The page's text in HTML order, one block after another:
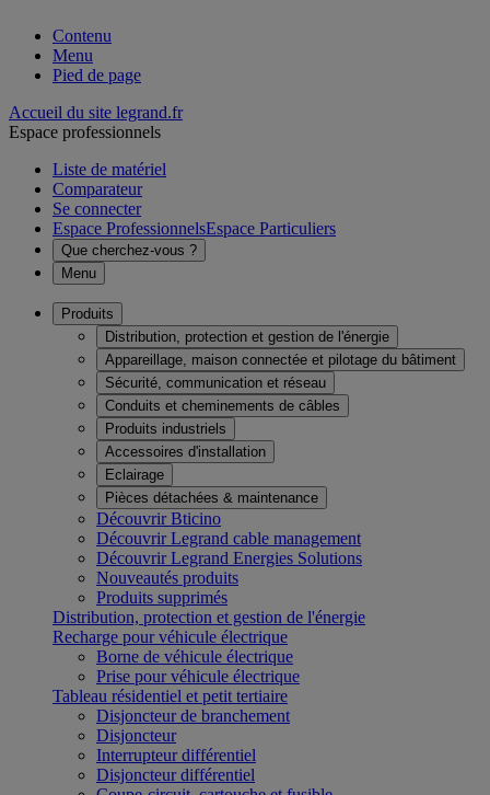
Contenu
Menu
Pied de page
Accueil du site legrand.fr
Espace professionnels
Liste de matériel
Comparateur
Se connecter
Espace ProfessionnelsEspace Particuliers
Que cherchez-vous ?
Menu
Produits
Distribution, protection et gestion de l'énergie
Appareillage, maison connectée et pilotage du bâtiment
Sécurité, communication et réseau
Conduits et cheminements de câbles
Produits industriels
Accessoires d'installation
Eclairage
Pièces détachées & maintenance
Découvrir Bticino
Découvrir Legrand cable management
Découvrir Legrand Energies Solutions
Nouveautés produits
Produits supprimés
Distribution, protection et gestion de l'énergie
Recharge pour véhicule électrique
Borne de véhicule électrique
Prise pour véhicule électrique
Tableau résidentiel et petit tertiaire
Disjoncteur de branchement
Disjoncteur
Interrupteur différentiel
Disjoncteur différentiel